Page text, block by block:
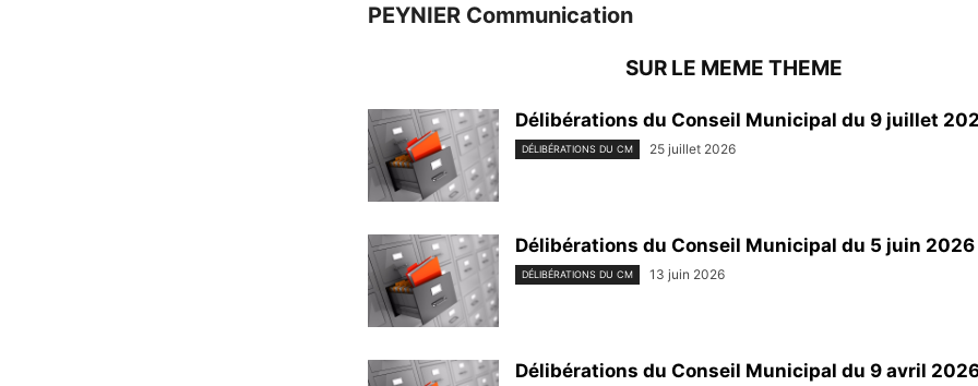
PEYNIER Communication
SUR LE MEME THEME
Délibérations du Conseil Municipal du 9 juillet
DÉLIBÉRATIONS DU CM 25 juillet 2026
Délibérations du Conseil Municipal du 5 juin 2026
DÉLIBÉRATIONS DU CM 13 juin 2026
Délibérations du Conseil Municipal du 9 avril